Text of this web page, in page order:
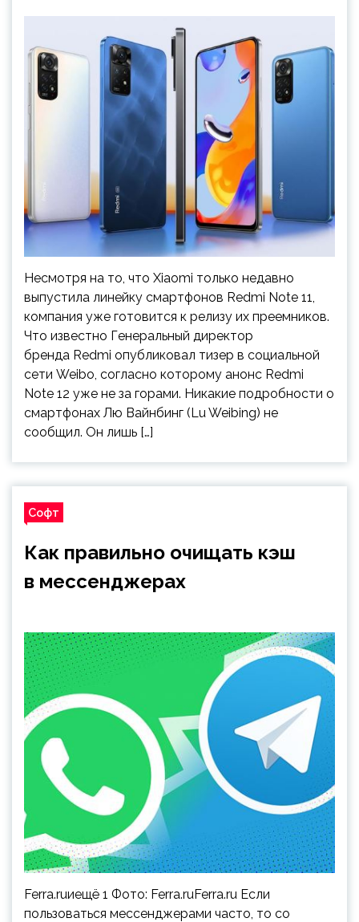
Несмотря на то, что Xiaomi только недавно
выпустила линейку смартфонов Redmi Note 11,
компания уже готовится к релизу их преемников.
Что известно Генеральный директор
бренда Redmi опубликовал тизер в социальной
сети Weibo, согласно которому анонс Redmi
Note 12 уже не за горами. Никакие подробности о
смартфонах Лю Вайнбинг (Lu Weibing) не
сообщил. Он лишь […]
Софт
Как правильно очищать кэш
в мессенджерах
Ferra.ruиещё 1 Фото: Ferra.ruFerra.ru Если
пользоваться мессенджерами часто, то со